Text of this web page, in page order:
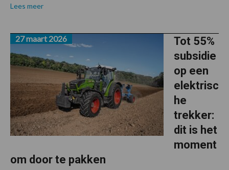
Lees meer
Tot 55%
subsidie
op een
elektrisc
he
trekker:
dit is het
moment
om door te pakken
27 maart 2026